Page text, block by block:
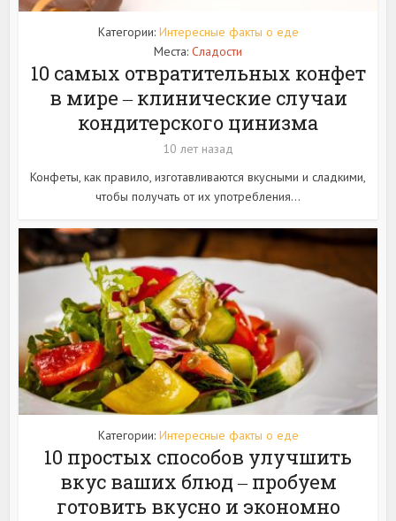
Категории: Интересные факты о еде
Места: Сладости
10 самых отвратительных конфет
в мире ‒ клинические случаи
кондитерского цинизма
10 лет назад
Конфеты, как правило, изготавливаются вкусными и сладкими,
чтобы получать от их употребления...
Категории: Интересные факты о еде
10 простых способов улучшить
вкус ваших блюд ‒ пробуем
готовить вкусно и экономно